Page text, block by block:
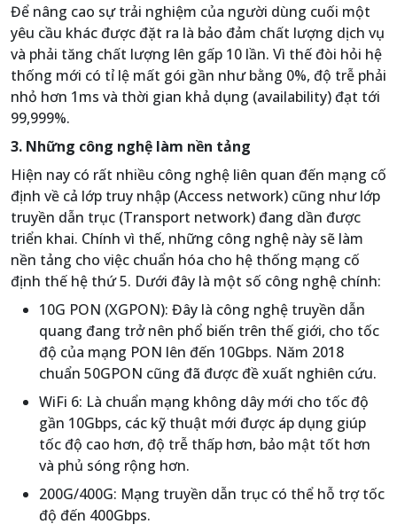
Để nâng cao sự trải nghiệm của người dùng cuối một
yêu cầu khác được đặt ra là bảo đảm chất lượng dịch vụ
và phải tăng chất lượng lên gấp 10 lần. Vì thế đòi hỏi hệ
thống mới có tỉ lệ mất gói gần như bằng 0%, độ trễ phải
nhỏ hơn 1ms và thời gian khả dụng (availability) đạt tới
99,999%.
3. Những công nghệ làm nền tảng
Hiện nay có rất nhiều công nghệ liên quan đến mạng cố
định về cả lớp truy nhập (Access network) cũng như lớp
truyền dẫn trục (Transport network) đang dần được
triển khai. Chính vì thế, những công nghệ này sẽ làm
nền tảng cho việc chuẩn hóa cho hệ thống mạng cố
định thế hệ thứ 5. Dưới đây là một số công nghệ chính:
10G PON (XGPON): Đây là công nghệ truyền dẫn
quang đang trở nên phổ biến trên thế giới, cho tốc
độ của mạng PON lên đến 10Gbps. Năm 2018
chuẩn 50GPON cũng đã được đề xuất nghiên cứu.
WiFi 6: Là chuẩn mạng không dây mới cho tốc độ
gần 10Gbps, các kỹ thuật mới được áp dụng giúp
tốc độ cao hơn, độ trễ thấp hơn, bảo mật tốt hơn
và phủ sóng rộng hơn.
200G/400G: Mạng truyền dẫn trục có thể hỗ trợ tốc
độ đến 400Gbps.